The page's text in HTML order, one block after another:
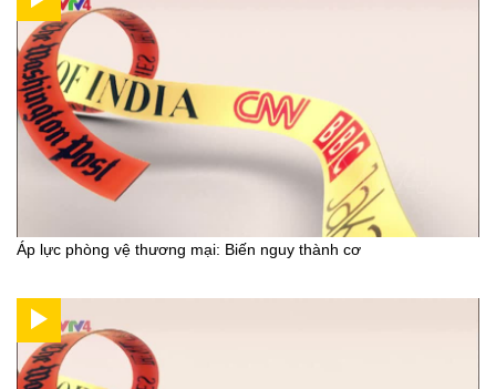
Áp lực phòng vệ thương mại: Biến nguy thành cơ